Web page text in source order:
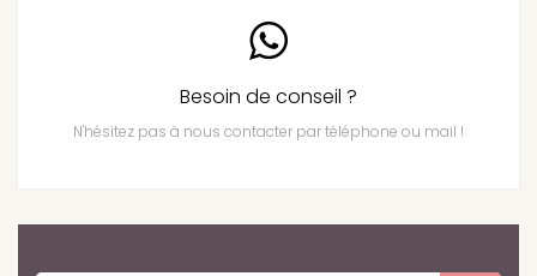
Besoin de conseil ?
N'hésitez pas à nous contacter par téléphone ou mail !